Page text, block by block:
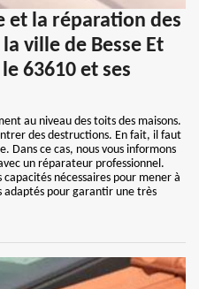
et la réparation des
ville de Besse Et
63610 et ses
au niveau des toits des maisons.
des destructions. En fait, il faut
Dans ce cas, nous vous informons
un réparateur professionnel.
nécessaires pour mener à
adaptés pour garantir une très